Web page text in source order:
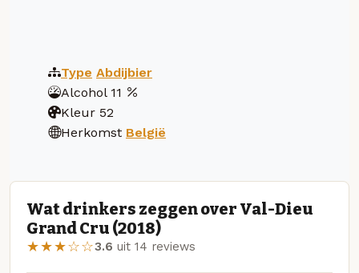
Type Abdijbier
Alcohol 11
Kleur 52
Herkomst België
Wat drinkers zeggen over Val-Dieu
Grand Cru (2018)
★★★☆☆3.6 uit 14 reviews